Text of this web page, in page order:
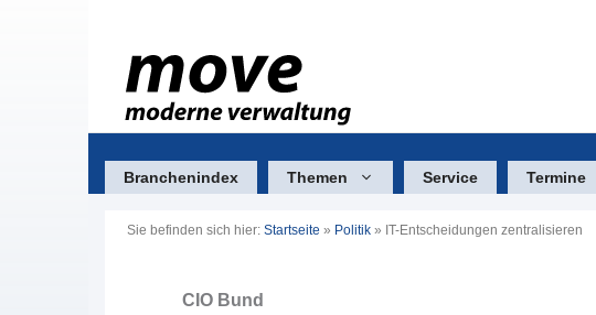
Branchenindex Themen Service Termine
Sie befinden sich hier: Startseite » Politik » IT-Entscheidungen zentralisieren
CIO Bund